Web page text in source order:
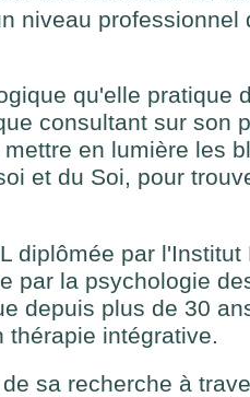
niveau professionnel
qu'elle pratique
consultant sur son
en lumière les
et du Soi, pour
diplômée par l'Institut
par la psychologie
depuis plus de 30
intégrative.
sa recherche à